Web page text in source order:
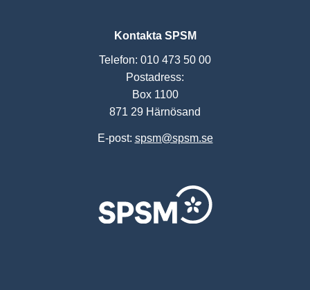
Kontakta SPSM
Telefon: 010 473 50 00
Postadress:
Box 1100
871 29 Härnösand
E-post: spsm@spsm.se